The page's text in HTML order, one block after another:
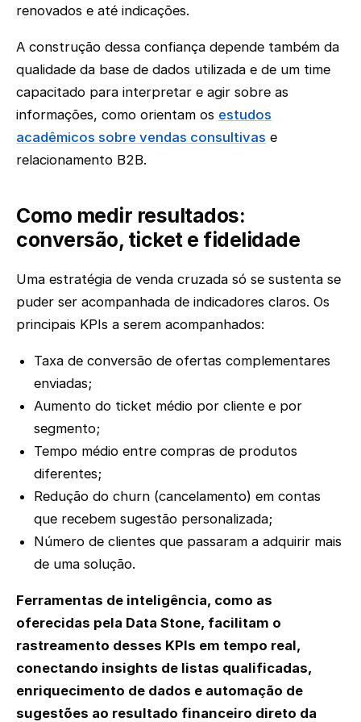
renovados e até indicações.
A construção dessa confiança depende também da
qualidade da base de dados utilizada e de um time
capacitado para interpretar e agir sobre as
informações, como orientam os estudos
acadêmicos sobre vendas consultivas e
relacionamento B2B.
Como medir resultados:
conversão, ticket e fidelidade
Uma estratégia de venda cruzada só se sustenta se
puder ser acompanhada de indicadores claros. Os
principais KPIs a serem acompanhados:
Taxa de conversão de ofertas complementares
enviadas;
Aumento do ticket médio por cliente e por
segmento;
Tempo médio entre compras de produtos
diferentes;
Redução do churn (cancelamento) em contas
que recebem sugestão personalizada;
Número de clientes que passaram a adquirir mais
de uma solução.
Ferramentas de inteligência, como as
oferecidas pela Data Stone, facilitam o
rastreamento desses KPIs em tempo real,
conectando insights de listas qualificadas,
enriquecimento de dados e automação de
sugestões ao resultado financeiro direto da